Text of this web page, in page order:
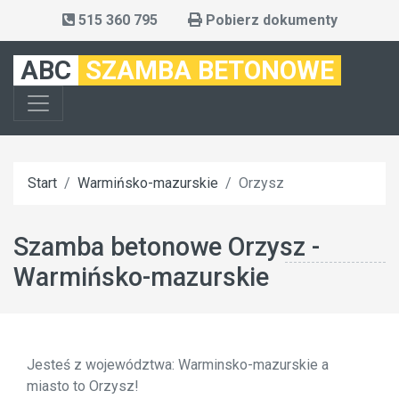
515 360 795 Pobierz dokumenty
ABC SZAMBA BETONOWE
Start Warmińsko-mazurskie Orzysz
Szamba betonowe Orzysz -
Warmińsko-mazurskie
Jesteś z województwa: Warminsko-mazurskie a
miasto to Orzysz!